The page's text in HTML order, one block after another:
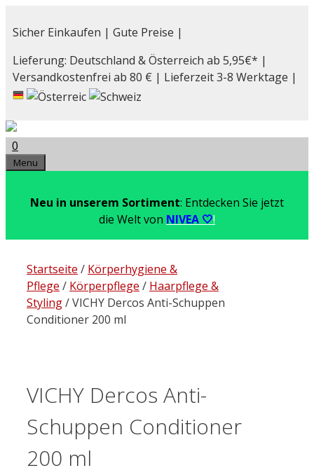
Inhalt
Sicher Einkaufen | Gute Preise |
Lieferung: Deutschland & Österreich ab 5,95€* |
Versandkostenfrei ab 80 € | Lieferzeit 3-8 Werktage |
0
Menu
Neu in unserem Sortiment: Entdecken Sie jetzt
die Welt von NIVEA 🤍!
Startseite / Körperhygiene &
Pflege / Körperpflege / Haarpflege &
Styling/ VICHY Dercos Anti-Schuppen
Conditioner 200 ml
VICHY Dercos Anti-
Schuppen Conditioner
200 ml